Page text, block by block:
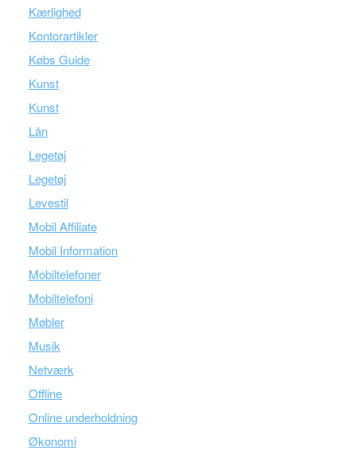
Kærlighed
Kontorartikler
Købs Guide
Kunst
Kunst
Lån
Legetøj
Legetøj
Levestil
Mobil Affiliate
Mobil Information
Mobiltelefoner
Mobiltelefoni
Møbler
Musik
Netværk
Offline
Online underholdning
Økonomi